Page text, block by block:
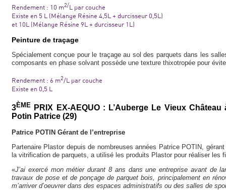
Rendement : 10 m2/L par couche
Existe en 5 L (Mélange Résine 4,5L + durcisseur 0,5L)
et 10L (Mélange Résine 9L + durcisseur 1L)
Peinture de traçage
Spécialement conçue pour le traçage au sol des parquets dans les
composants en phase solvant possède une texture thixotropée pour
Rendement : 6 m2/L par couche
Existe en 0,5 L
3ÈME PRIX EX-AEQUO : L’Auberge Le Vieux
Potin Patrice (29)
Patrice POTIN Gérant de l’entreprise
Partenaire Plastor depuis de nombreuses années Patrice POTIN,
la vitrification de parquets, a utilisé les produits Plastor pour réaliser les
«J’ai exercé mon métier durant 8 ans dans une entreprise avant de
travaux de pose et de ponçage de parquet bois, principalement en
m’arriver d’oeuvrer dans des espaces administratifs ou des salles de